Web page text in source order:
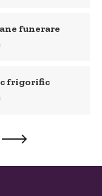
funerare
frigorific